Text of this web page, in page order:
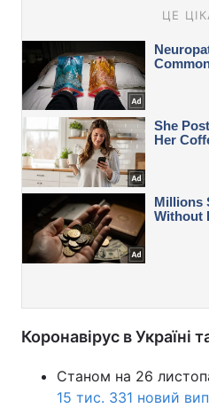
Коронавірус в Україні
Станом на 26
15 тис. 331 новий